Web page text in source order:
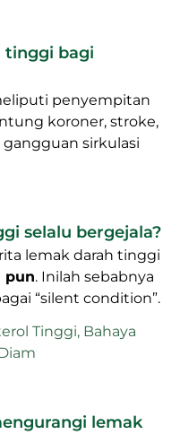
tinggi bagi
penyempitan
koroner, stroke,
sirkulasi
selalu bergejala?
lemak darah tinggi
pun. Inilah sebabnya
“silent condition”.
Tinggi, Bahaya
lemak